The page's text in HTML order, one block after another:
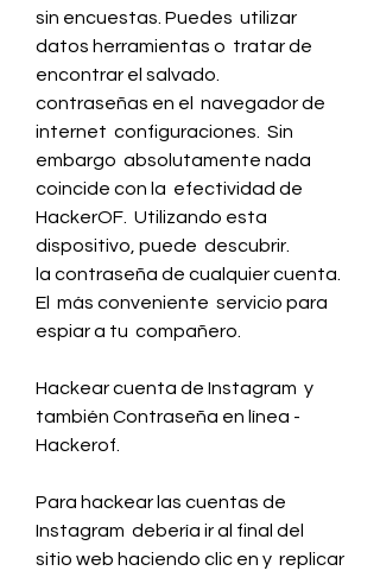
sin encuestas. Puedes  utilizar
datos herramientas o  tratar de
encontrar el salvado.
contraseñas en el  navegador de
internet  configuraciones.  Sin
embargo  absolutamente nada
coincide con la  efectividad de
HackerOF.  Utilizando esta
dispositivo, puede  descubrir.
la contraseña de cualquier cuenta.
El  más conveniente  servicio para
espiar a tu  compañero.
Hackear cuenta de Instagram  y
también Contraseña en línea -
Hackerof.
Para hackear las cuentas de
Instagram  debería ir al final del
sitio web haciendo clic en y  replicar